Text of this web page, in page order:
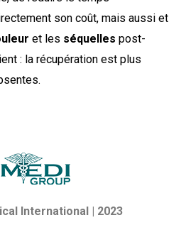
son coût, mais aussi et
et les séquelles post-
: la récupération est plus
International | 2023